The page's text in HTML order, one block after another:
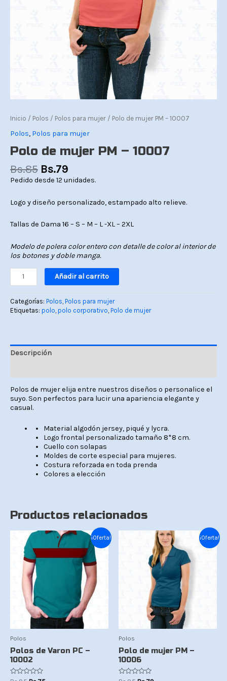
Inicio / Polos / Polos para mujer / Polo de mujer PM – 10007
Polos, Polos para mujer
Polo de mujer PM – 10007
Bs.85 Bs.79
Pedido desde 12 unidades.
Logo y diseño personalizado, estampado alto relieve.
Tallas de Dama 16 – S – M – L -XL – 2XL
Modelo de polera color entero con detalle de color al interior de
los botones y doble manga.
Añadir al carrito
Categorías: Polos Polos para mujer
Etiquetas: polo polo corporativo Polo de mujer
Descripción
Polos de mujer elija entre nuestros diseños o personalice el
suyo. Son perfectos para lucir una apariencia elegante y
casual.
Material algodón jersey, piqué y lycra.
Logo frontal personalizado tamaño 8*8 cm.
Cuello con solapas
Moldes de corte especial para mujeres.
Costura reforzada en toda prenda
Colores a elección
Productos relacionados
¡Oferta!
Polos
Polos de Varon PC –
10002
El
original
era:
Bs.85.
El
precio
actual
es:
¡Oferta!
Polos
Polo de mujer PM –
10006
precio
original
Bs.85.
El
precio
actual
es:
Bs.79.